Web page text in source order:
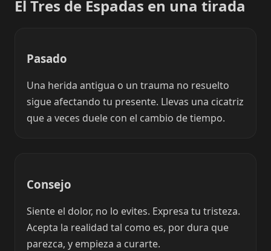
El Tres de Espadas en una tirada
Pasado
Una herida antigua o un trauma no resuelto
sigue afectando tu presente. Llevas una cicatriz
que a veces duele con el cambio de tiempo.
Consejo
Siente el dolor, no lo evites. Expresa tu tristeza.
Acepta la realidad tal como es, por dura que
parezca, y empieza a curarte.